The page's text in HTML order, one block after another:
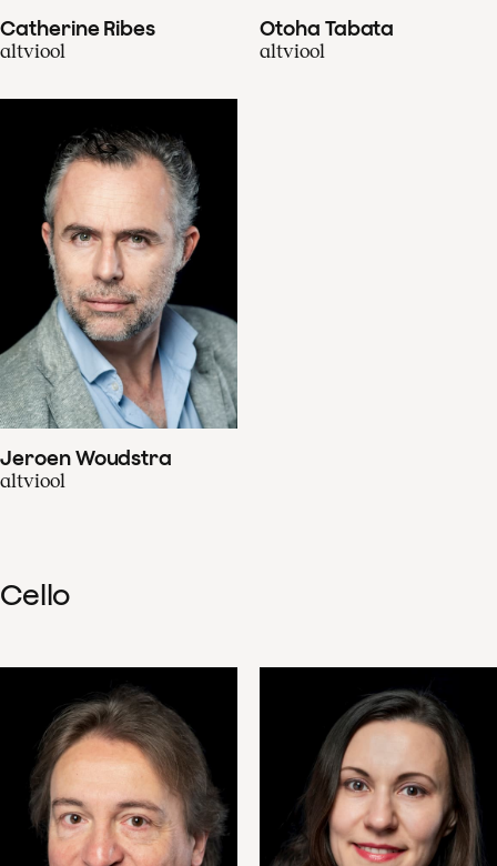
Catherine Ribes
altviool
Otoha Tabata
altviool
Jeroen Woudstra
altviool
Cello